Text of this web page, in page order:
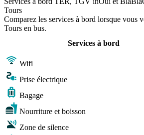
Tours
Comparez les services à bord lorsque vous
Tours en bus.
Services à bord
Wifi
Prise électrique
Bagage
Nourriture et boisson
Zone de silence